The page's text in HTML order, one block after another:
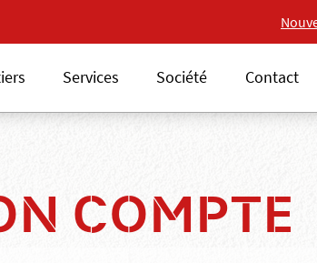
Nouvelle gamme 18V
Services Société Contact
COMPTE